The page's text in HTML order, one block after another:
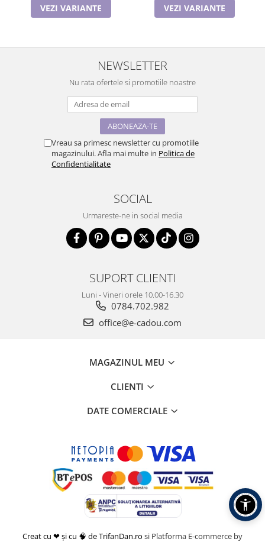
VEZI VARIANTE VEZI VARIANTE
NEWSLETTER
Nu rata ofertele si promotiile noastre
Vreau sa primesc newsletter cu promotiile
magazinului. Afla mai multe in Politica de
Confidentialitate
SOCIAL
Urmareste-ne in social media
SUPORT CLIENTI
Luni - Vineri orele 10.00-16.30
0784.702.982
office@e-cadou.com
MAGAZINUL MEU
CLIENTI
DATE COMERCIALE
Creat cu ❤ și cu 🧠 de TrifanDan.ro si Platforma E-commerce by